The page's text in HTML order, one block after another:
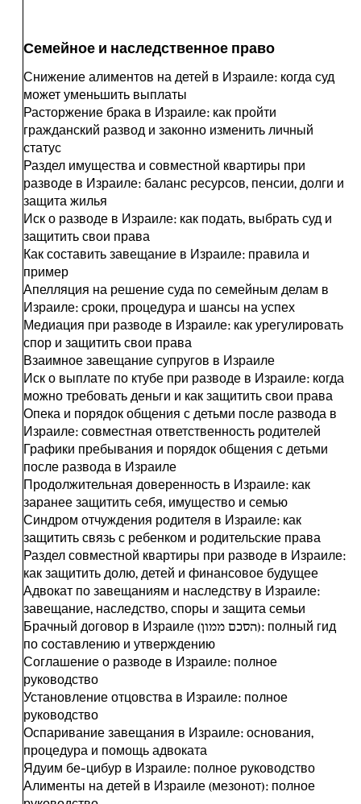
Семейное и наследственное право
Снижение алиментов на детей в Израиле: когда суд
может уменьшить выплаты
Расторжение брака в Израиле: как пройти
гражданский развод и законно изменить личный
статус
Раздел имущества и совместной квартиры при
разводе в Израиле: баланс ресурсов, пенсии, долги и
защита жилья
Иск о разводе в Израиле: как подать, выбрать суд и
защитить свои права
Как составить завещание в Израиле: правила и
пример
Апелляция на решение суда по семейным делам в
Израиле: сроки, процедура и шансы на успех
Медиация при разводе в Израиле: как урегулировать
спор и защитить свои права
Взаимное завещание супругов в Израиле
Иск о выплате по ктубе при разводе в Израиле: когда
можно требовать деньги и как защитить свои права
Опека и порядок общения с детьми после развода в
Израиле: совместная ответственность родителей
Графики пребывания и порядок общения с детьми
после развода в Израиле
Продолжительная доверенность в Израиле: как
заранее защитить себя, имущество и семью
Синдром отчуждения родителя в Израиле: как
защитить связь с ребенком и родительские права
Раздел совместной квартиры при разводе в Израиле:
как защитить долю, детей и финансовое будущее
Адвокат по завещаниям и наследству в Израиле:
завещание, наследство, споры и защита семьи
Брачный договор в Израиле (הסכם ממון): полный гид
по составлению и утверждению
Соглашение о разводе в Израиле: полное
руководство
Установление отцовства в Израиле: полное
руководство
Оспаривание завещания в Израиле: основания,
процедура и помощь адвоката
Ядуим бе-цибур в Израиле: полное руководство
Алименты на детей в Израиле (мезонот): полное